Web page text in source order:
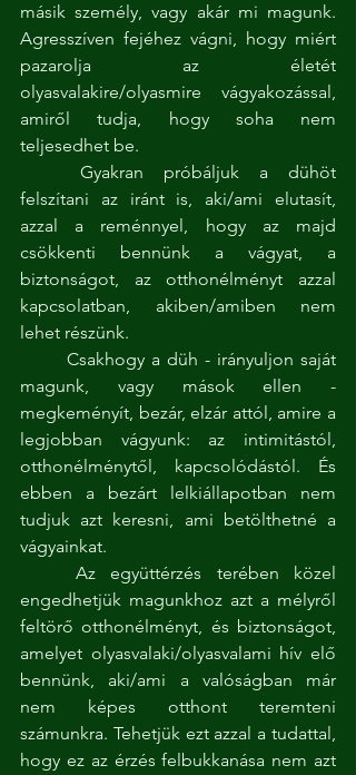
másik személy, vagy akár mi magunk.
Agresszíven fejéhez vágni, hogy miért
pazarolja az életét
olyasvalakire/olyasmire vágyakozással,
amiről tudja, hogy soha nem
teljesedhet be.
felszítani az iránt is, aki/ami elutasít,
azzal a reménnyel, hogy az majd
csökkenti bennünk a vágyat, a
biztonságot, az otthonélményt azzal
kapcsolatban, akiben/amiben nem
lehet részünk.
magunk, vagy mások ellen -
megkeményít, bezár, elzár attól, amire a
legjobban vágyunk: az intimitástól,
otthonélménytől, kapcsolódástól. És
ebben a bezárt lelkiállapotban nem
tudjuk azt keresni, ami betölthetné a
vágyainkat.
engedhetjük magunkhoz azt a mélyről
feltörő otthonélményt, és biztonságot,
amelyet olyasvalaki/olyasvalami hív elő
bennünk, aki/ami a valóságban már
nem képes otthont teremteni
számunkra. Tehetjük ezt azzal a tudattal,
hogy ez az érzés felbukkanása nem azt